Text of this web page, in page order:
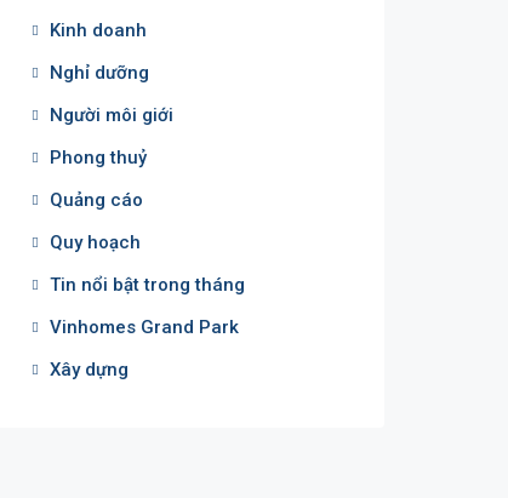
Kinh doanh
Nghỉ dưỡng
Người môi giới
Phong thuỷ
Quảng cáo
Quy hoạch
Tin nổi bật trong tháng
Vinhomes Grand Park
Xây dựng